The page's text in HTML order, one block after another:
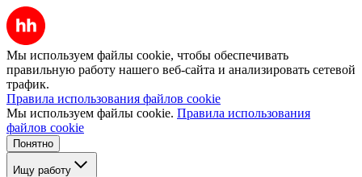
Мы используем файлы cookie, чтобы обеспечивать
правильную работу нашего веб-сайта и анализировать сетевой
трафик.
Правила использования файлов cookie
Мы используем файлы cookie. Правила использования
файлов cookie
Понятно
Ищу работу